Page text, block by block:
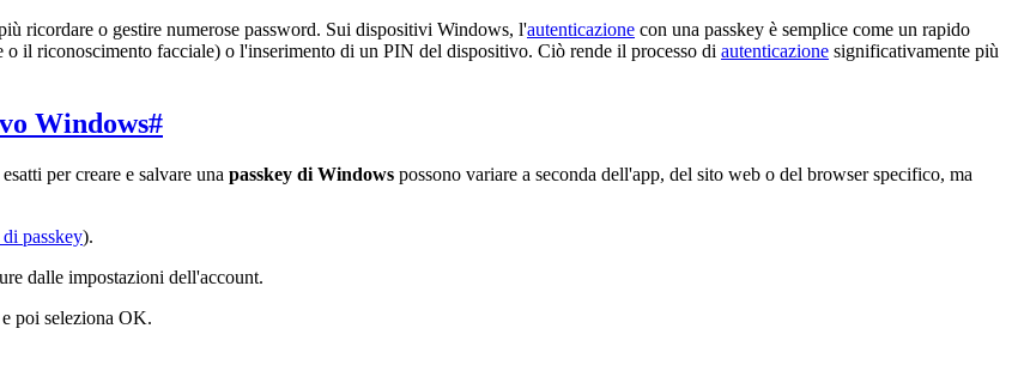
ricordare o gestire numerose password. Sui dispositivi Windows, l'autenticazione con una passkey è semplice come un rapido
il riconoscimento facciale) o l'inserimento di un PIN del dispositivo. Ciò rende il processo di autenticazione significativamente più
Windows#
per creare e salvare una passkey di Windows possono variare a seconda dell'app, del sito web o del browser specifico, ma
passkey).
dalle impostazioni dell'account.
poi seleziona OK.